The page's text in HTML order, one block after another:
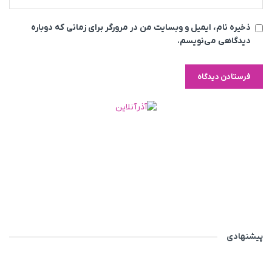
ذخیره نام، ایمیل و وبسایت من در مرورگر برای زمانی که دوباره
دیدگاهی می‌نویسم.
پیشنهادی